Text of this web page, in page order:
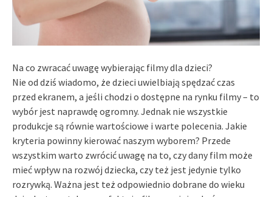
Na co zwracać uwagę wybierając filmy dla dzieci?
Nie od dziś wiadomo, że dzieci uwielbiają spędzać czas
przed ekranem, a jeśli chodzi o dostępne na rynku filmy – to
wybór jest naprawdę ogromny. Jednak nie wszystkie
produkcje są równie wartościowe i warte polecenia. Jakie
kryteria powinny kierować naszym wyborem? Przede
wszystkim warto zwrócić uwagę na to, czy dany film może
mieć wpływ na rozwój dziecka, czy też jest jedynie tylko
rozrywką. Ważna jest też odpowiednio dobrane do wieku